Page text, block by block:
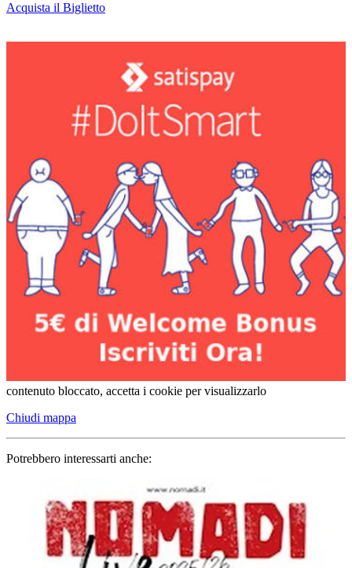
Acquista il Biglietto
contenuto bloccato, accetta i cookie per visualizzarlo
Chiudi mappa
Potrebbero interessarti anche: